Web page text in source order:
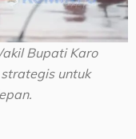
Bupati Karo
untuk